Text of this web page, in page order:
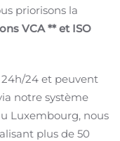
priorisons la
VCA ** et ISO
24 et peuvent
notre système
Luxembourg, nous
plus de 50